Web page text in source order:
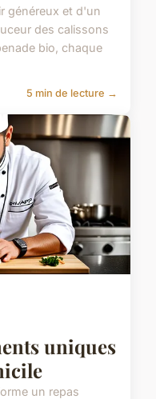
généreux et d'un
des calissons
bio, chaque
5 min de lecture →
uniques
un repas